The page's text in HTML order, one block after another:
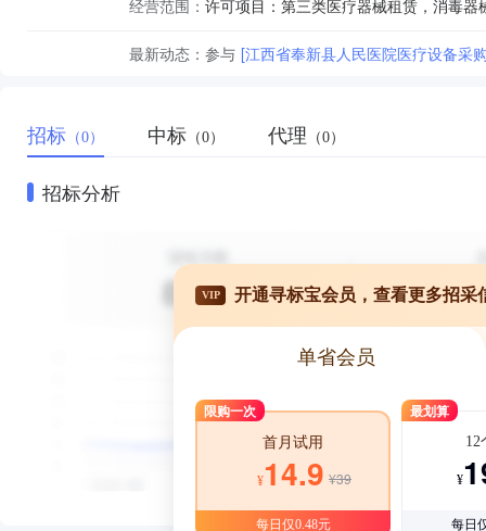
经营范围：
最新动态： 参与 [江西省奉新县人民医院医疗设备采
招标 （0） 中标 （0） 代理 （0）
招标分析
VIP 开通寻标宝会员，查看更多招采
单省会员
限购一次
首月试用
¥14.9 ¥39
每日仅0.48元
最划算
12
¥
每日